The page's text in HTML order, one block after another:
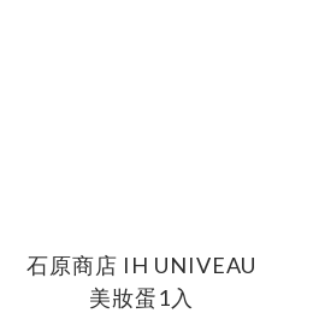
石原商店 IH UNIVEAU
美妝蛋1入